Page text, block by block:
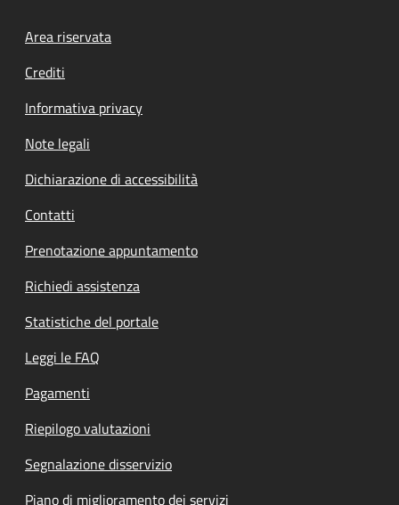
Footer menu
Area riservata
Crediti
Informativa privacy
Note legali
Dichiarazione di accessibilità
Contatti
Prenotazione appuntamento
Richiedi assistenza
Statistiche del portale
Leggi le FAQ
Pagamenti
Riepilogo valutazioni
Segnalazione disservizio
Piano di miglioramento dei servizi